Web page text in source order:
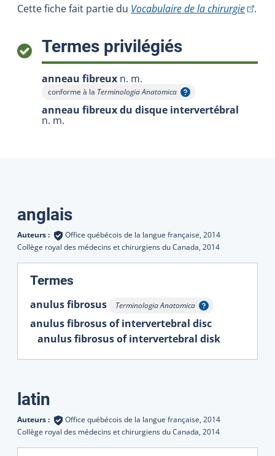
Cette fiche fait partie du Vocabulaire de la chirurgie(Cet
.
Termes privilégiés:
anneau fibreux n. m.
conforme à la Terminologia Anatomica
Afficher l'infobulle
anneau fibreux du disque intervertébral
n. m.
Traductions
anglais
Auteurs : Office québécois de la langue française, 2014
Collège royal des médecins et chirurgiens du Canada, 2014
Termes
anulus fibrosus Terminologia Anatomica
Afficher l'infobulle
anulus fibrosus of intervertebral disc
anulus fibrosus of intervertebral disk
latin
Auteurs : Office québécois de la langue française, 2014
Collège royal des médecins et chirurgiens du Canada, 2014